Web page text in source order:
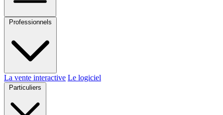
Professionnels
La vente interactive Le logiciel
Particuliers